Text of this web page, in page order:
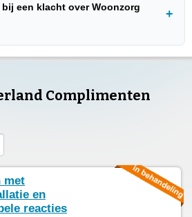
een klacht over Woonzorg
Complimenten
met
en
reacties